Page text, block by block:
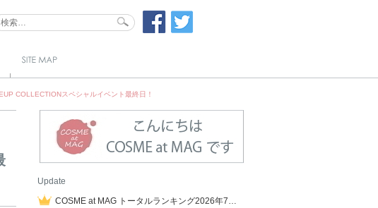
ップ
COLLECTIONスペシャルイベント最終日！
Update
COSME at MAG トータルランキング2026年7月号